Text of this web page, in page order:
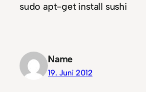
sudo apt-get install sushi
Name
19. Juni 2012